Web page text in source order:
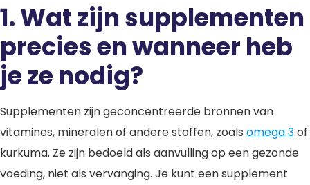
1. Wat zijn supplementen
precies en wanneer heb
je ze nodig?
Supplementen zijn geconcentreerde bronnen van
vitamines, mineralen of andere stoffen, zoals omega 3of
kurkuma. Ze zijn bedoeld als aanvulling op een gezonde
voeding, niet als vervanging. Je kunt een supplement